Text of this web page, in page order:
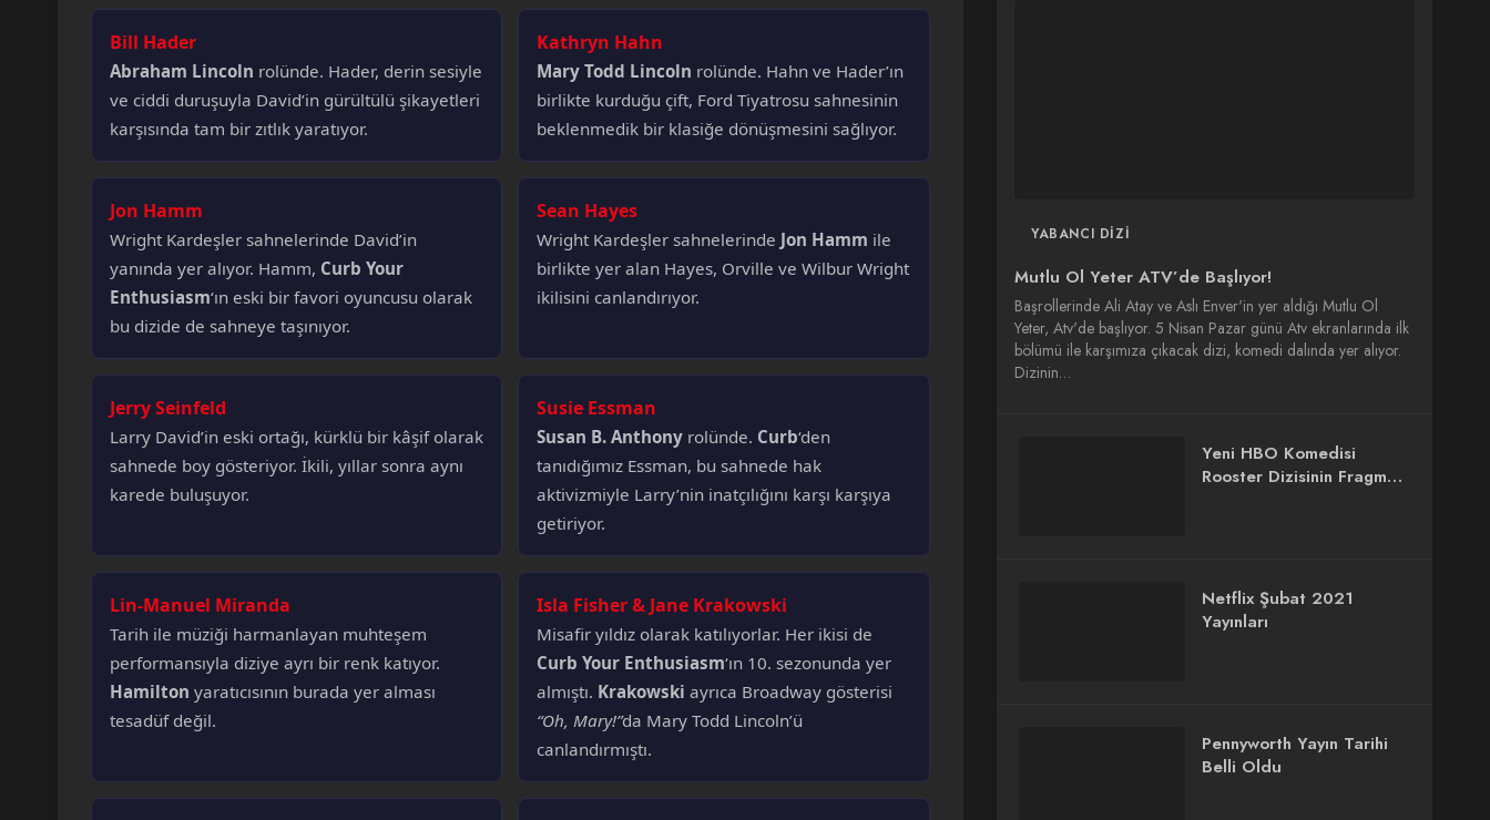
Bill Hader
Abraham Lincoln rolünde. Hader, derin sesiyle
ve ciddi duruşuyla David’in gürültülü şikayetleri
karşısında tam bir zıtlık yaratıyor.
Kathryn Hahn
Mary Todd Lincoln rolünde. Hahn ve Hader’ın
birlikte kurduğu çift, Ford Tiyatrosu sahnesinin
beklenmedik bir klasiğe dönüşmesini sağlıyor.
Jon Hamm
Wright Kardeşler sahnelerinde David’in
yanında yer alıyor. Hamm, Curb Your
Enthusiasm‘ın eski bir favori oyuncusu olarak
bu dizide de sahneye taşınıyor.
Sean Hayes
Wright Kardeşler sahnelerinde Jon Hamm ile
birlikte yer alan Hayes, Orville ve Wilbur Wright
ikilisini canlandırıyor.
Jerry Seinfeld
Larry David’in eski ortağı, kürklü bir kâşif olarak
sahnede boy gösteriyor. İkili, yıllar sonra aynı
karede buluşuyor.
Susie Essman
Susan B. Anthony rolünde. Curb‘den
tanıdığımız Essman, bu sahnede hak
aktivizmiyle Larry’nin inatçılığını karşı karşıya
getiriyor.
Lin-Manuel Miranda
Tarih ile müziği harmanlayan muhteşem
performansıyla diziye ayrı bir renk katıyor.
Hamilton yaratıcısının burada yer alması
tesadüf değil.
Isla Fisher & Jane Krakowski
Misafir yıldız olarak katılıyorlar. Her ikisi de
Curb Your Enthusiasm‘ın 10. sezonunda yer
almıştı. Krakowski ayrıca Broadway gösterisi
“Oh, Mary!”da Mary Todd Lincoln’ü
canlandırmıştı.
YABANCI DIZI
Mutlu Ol Yeter ATV’de Başlıyor!
Başrollerinde Ali Atay ve Aslı Enver'in yer aldığı Mutlu Ol
Yeter, Atv'de başlıyor. 5 Nisan Pazar günü Atv ekranlarında ilk
bölümü ile karşımıza çıkacak dizi, komedi dalında yer alıyor.
Dizinin…
Yeni HBO Komedisi
Rooster Dizisinin Fragmanı
Netflix Şubat 2021
Yayınları
Pennyworth Yayın Tarihi
Belli Oldu